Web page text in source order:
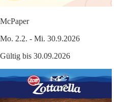
McPaper
Mo. 2.2. - Mi. 30.9.2026
Gültig bis 30.09.2026